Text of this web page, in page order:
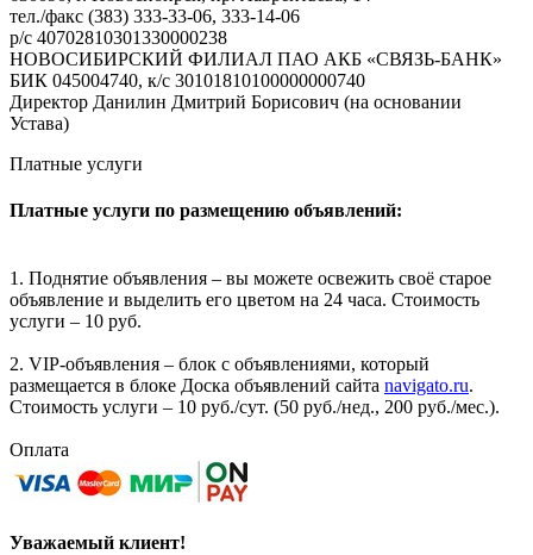
тел./факс (383) 333-33-06, 333-14-06
р/с 40702810301330000238
НОВОСИБИРСКИЙ ФИЛИАЛ ПАО АКБ «СВЯЗЬ-БАНК»
БИК 045004740, к/с 30101810100000000740
Директор Данилин Дмитрий Борисович (на основании
Устава)
Платные услуги
Платные услуги по размещению объявлений:
1. Поднятие объявления – вы можете освежить своё старое
объявление и выделить его цветом на 24 часа. Стоимость
услуги – 10 руб.
2. VIP-объявления – блок с объявлениями, который
размещается в блоке Доска объявлений сайта navigato.ru.
Стоимость услуги – 10 руб./сут. (50 руб./нед., 200 руб./мес.).
Оплата
Уважаемый клиент!